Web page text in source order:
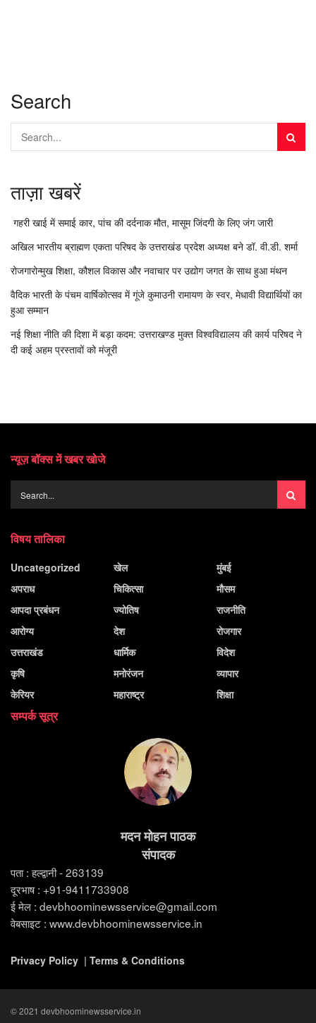
Search
ताज़ा खबरें
गहरी खाई में समाई कार, पांच की दर्दनाक मौत, मासूम जिंदगी के लिए जंग जारी
अखिल भारतीय ब्राह्मण एकता परिषद के उत्तराखंड प्रदेश अध्यक्ष बने डॉ. वी.डी. शर्मा
रोजगारोन्मुख शिक्षा, कौशल विकास और नवाचार पर उद्योग जगत के साथ हुआ मंथन
वैदिक भारती के पंचम वार्षिकोत्सव में गूंजे कुमाउनी रामायण के स्वर, मेधावी विद्यार्थियों का
हुआ सम्मान
नई शिक्षा नीति की दिशा में बड़ा कदम: उत्तराखण्ड मुक्त विश्वविद्यालय की कार्य परिषद ने
दी कई अहम प्रस्तावों को मंजूरी
न्यूज़ बॉक्स में खबर खोजे
विषय तालिका
Uncategorized
अपराध
आपदा प्रबंधन
आरोग्य
उत्तराखंड
कृषि
केरियर
खेल
चिकित्सा
ज्योतिष
देश
धार्मिक
मनोरंजन
महाराष्ट्र
मुंबई
मौसम
राजनीति
रोजगार
विदेश
व्यापार
शिक्षा
सम्पर्क सूत्र
मदन मोहन पाठक
संपादक
पता : हल्द्वानी - 263139
दूरभाष : +91-9411733908
ई मेल : devbhoominewsservice@gmail.com
वेबसाइट : www.devbhoominewsservice.in
Privacy Policy | Terms & Conditions
© 2021 devbhoominewsservice.in